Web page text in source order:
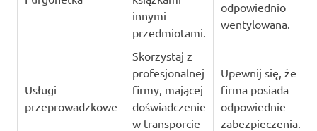
innymi
przedmiotami.
odpowiednio
wentylowana.
Usługi
przeprowadzkowe
Skorzystaj z
profesjonalnej
firmy, mającej
doświadczenie
w transporcie
Upewnij się, że
firma posiada
odpowiednie
zabezpieczenia.